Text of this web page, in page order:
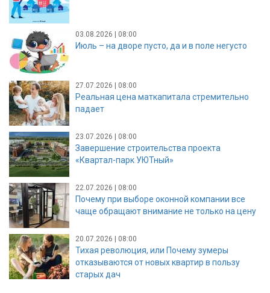
03.08.2026 | 08:00
Июль – на дворе пусто, да и в поле негусто
27.07.2026 | 08:00
Реальная цена маткапитала стремительно
падает
23.07.2026 | 08:00
Завершение строительства проекта
«Квартал-парк УЮТный»
22.07.2026 | 08:00
Почему при выборе оконной компании все
чаще обращают внимание не только на цену
20.07.2026 | 08:00
Тихая революция, или Почему зумеры
отказываются от новых квартир в пользу
старых дач